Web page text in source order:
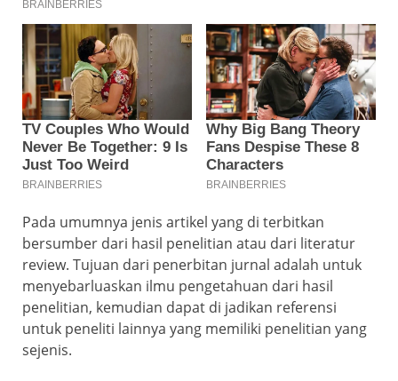
Pada umumnya jenis artikel yang di terbitkan
bersumber dari hasil penelitian atau dari literatur
review. Tujuan dari penerbitan jurnal adalah untuk
menyebarluaskan ilmu pengetahuan dari hasil
penelitian, kemudian dapat di jadikan referensi
untuk peneliti lainnya yang memiliki penelitian yang
sejenis.